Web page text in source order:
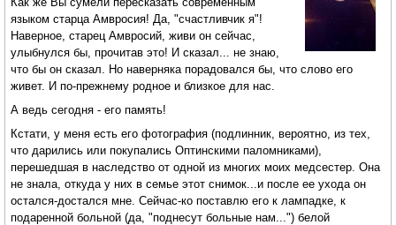
языком старца Амвросия! Да, "счастливчик я"!
Наверное, старец Амвросий, живи он сейчас,
улыбнулся бы, прочитав это! И сказал... не знаю,
что бы он сказал. Но наверняка порадовался бы, что слово его
живет. И по-прежнему родное и близкое для нас.
А ведь сегодня - его память!
Кстати, у меня есть его фотография (подлинник, вероятно, из тех,
что дарились или покупались Оптинскими паломниками),
перешедшая в наследство от одной из многих моих медсестер. Она
не знала, откуда у них в семье этот снимок...и после ее ухода он
остался-достался мне. Сейчас-ко поставлю его к лампадке, к
подаренной больной (да, "поднесут больные нам...") белой